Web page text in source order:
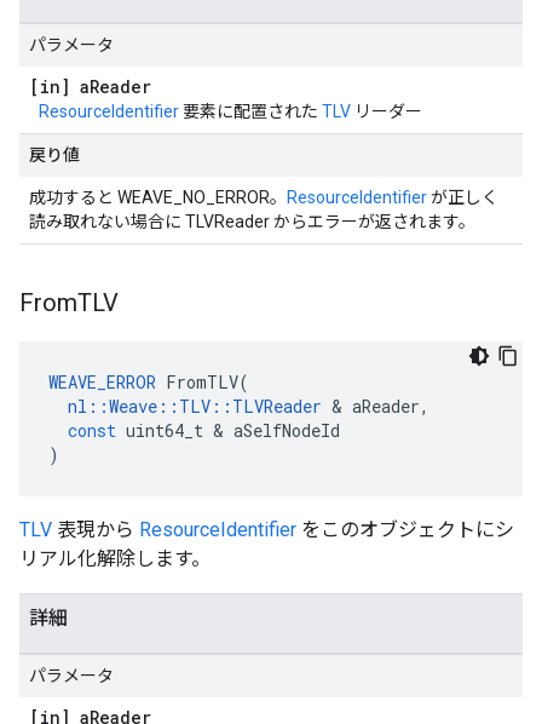
パラメータ
[in] aReader
ResourceIdentifier 要素に配置された TLV リーダー
戻り値
成功すると WEAVE_NO_ERROR。 ResourceIdentifierが正しく
読み取れない場合に TLVReader からエラーが返されます。
FromTLV
WEAVE_ERROR FromTLV(
nl ::Weave :: TLV :: TLVReader & aReader,
const uint64_t & aSelfNodeId
)
TLV 表現から ResourceIdentifier をこのオブジェクトにシ
リアル化解除します。
詳細
パラメータ
[in] aReader